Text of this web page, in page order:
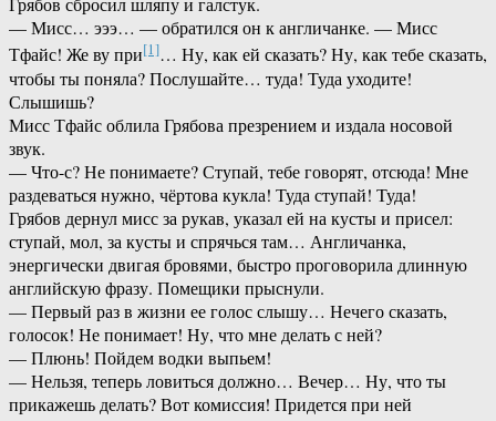
— Мисс… эээ… — обратился он к англичанке. — Мисс
Тфайс! Же ву при[1]… Ну, как ей сказать? Ну, как тебе сказать,
чтобы ты поняла? Послушайте… туда! Туда уходите!
Слышишь?
Мисс Тфайс облила Грябова презрением и издала носовой
звук.
— Что-с? Не понимаете? Ступай, тебе говорят, отсюда! Мне
раздеваться нужно, чёртова кукла! Туда ступай! Туда!
Грябов дернул мисс за рукав, указал ей на кусты и присел:
ступай, мол, за кусты и спрячься там… Англичанка,
энергически двигая бровями, быстро проговорила длинную
английскую фразу. Помещики прыснули.
— Первый раз в жизни ее голос слышу… Нечего сказать,
голосок! Не понимает! Ну, что мне делать с ней?
— Плюнь! Пойдем водки выпьем!
— Нельзя, теперь ловиться должно… Вечер… Ну, что ты
прикажешь делать? Вот комиссия! Придется при ней